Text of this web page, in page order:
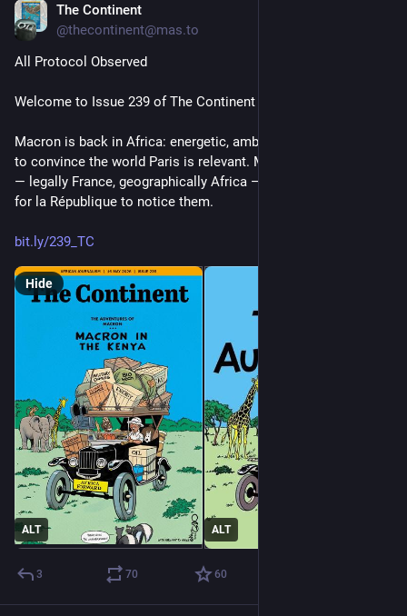
The Continent
@thecontinent@mas.to
All Protocol Observed
Welcome to Issue 239 of The Continent
Macron is back in Africa: energetic, ambitious, and still trying
to convince the world Paris is relevant. Meanwhile, in Mayotte
— legally France, geographically Africa — asylum seekers wait
for la République to notice them.
bit.ly/239_TC
ALT ALT
Hide
3 70 60